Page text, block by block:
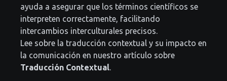
ayuda a asegurar que los términos científicos se
interpreten correctamente, facilitando
intercambios interculturales precisos.
Lee sobre la traducción contextual y su impacto en
la comunicación en nuestro artículo sobre
Traducción Contextual